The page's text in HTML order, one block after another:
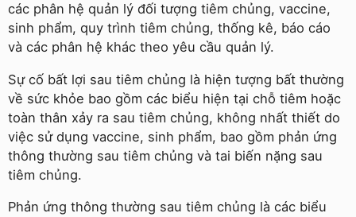
các phân hệ quản lý đối tượng tiêm chủng, vaccine,
sinh phẩm, quy trình tiêm chủng, thống kê, báo cáo
và các phân hệ khác theo yêu cầu quản lý.
Sự cố bất lợi sau tiêm chủng là hiện tượng bất thường
về sức khỏe bao gồm các biểu hiện tại chỗ tiêm hoặc
toàn thân xảy ra sau tiêm chủng, không nhất thiết do
việc sử dụng vaccine, sinh phẩm, bao gồm phản ứng
thông thường sau tiêm chủng và tai biến nặng sau
tiêm chủng.
Phản ứng thông thường sau tiêm chủng là các biểu